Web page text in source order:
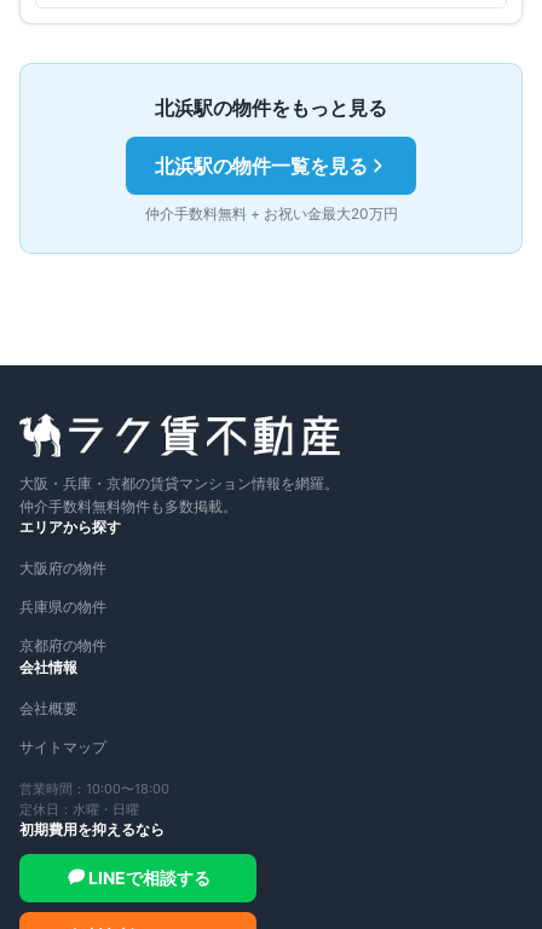
北浜駅の物件をもっと見る
北浜駅の物件一覧を見る
仲介手数料無料 + お祝い金最大20万円
大阪・兵庫・京都の賃貸マンション情報を網羅。
仲介手数料無料物件も多数掲載。
エリアから探す
大阪府の物件
兵庫県の物件
京都府の物件
会社情報
会社概要
サイトマップ
営業時間：10:00〜18:00
定休日：水曜・日曜
初期費用を抑えるなら
LINEで相談する